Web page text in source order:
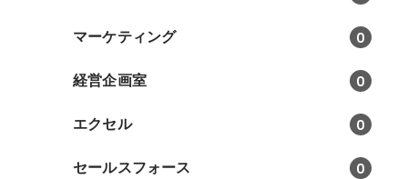
マーケティング 0
経営企画室 0
エクセル 0
セールスフォース 0